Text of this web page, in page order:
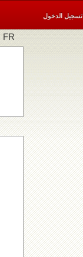
تسجيل الدخول
FR